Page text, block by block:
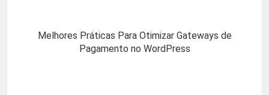
Melhores Práticas Para Otimizar Gateways de
Pagamento no WordPress